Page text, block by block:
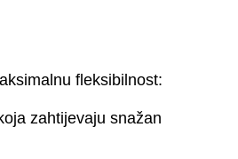
fleksibilnost:
zahtijevaju snažan